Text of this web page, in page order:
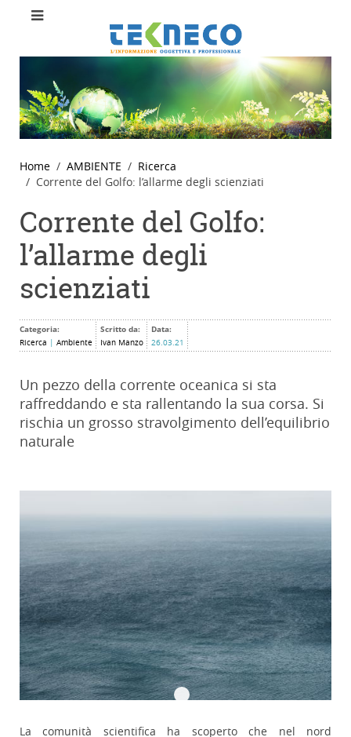
Home AMBIENTE
Ricerca
Corrente del Golfo: l’allarme degli scienziati
Corrente del Golfo:
l’allarme degli
scienziati
Categoria:
Ricerca Ambiente
Scritto da:
Ivan Manzo
Data:
26.03.21
Un pezzo della corrente oceanica si sta
raffreddando e sta rallentando la sua corsa. Si
rischia un grosso stravolgimento dell’equilibrio
naturale
La comunità scientifica ha scoperto che nel nord